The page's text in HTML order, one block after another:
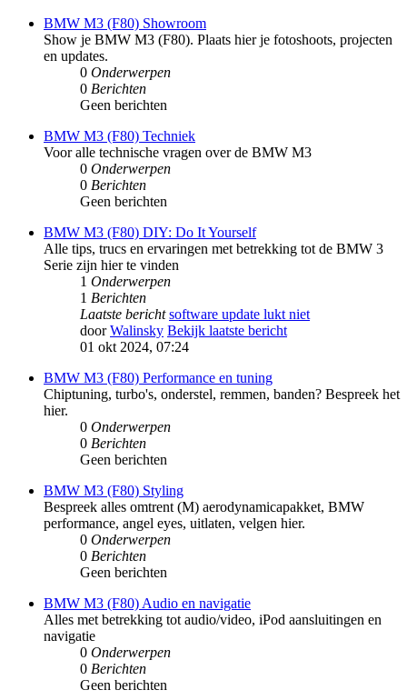
BMW M3 (F80) Showroom
Show je BMW M3 (F80). Plaats hier je fotoshoots, projecten
en updates.
0 Onderwerpen
0 Berichten
Geen berichten
BMW M3 (F80) Techniek
Voor alle technische vragen over de BMW M3
0 Onderwerpen
0 Berichten
Geen berichten
BMW M3 (F80) DIY: Do It Yourself
Alle tips, trucs en ervaringen met betrekking tot de BMW 3
Serie zijn hier te vinden
1 Onderwerpen
1 Berichten
Laatste bericht software update lukt niet
doorWalinsky Bekijk laatste bericht
01 okt 2024, 07:24
BMW M3 (F80) Performance en tuning
Chiptuning, turbo's, onderstel, remmen, banden? Bespreek het
hier.
0 Onderwerpen
0 Berichten
Geen berichten
BMW M3 (F80) Styling
Bespreek alles omtrent (M) aerodynamicapakket, BMW
performance, angel eyes, uitlaten, velgen hier.
0 Onderwerpen
0 Berichten
Geen berichten
BMW M3 (F80) Audio en navigatie
Alles met betrekking tot audio/video, iPod aansluitingen en
navigatie
0 Onderwerpen
0 Berichten
Geen berichten